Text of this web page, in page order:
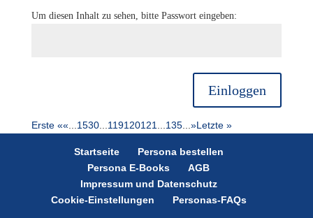
Um diesen Inhalt zu sehen, bitte Passwort eingeben:
Einloggen
Erste «« 1530... 119120121 135... »Letzte »
Startseite
Persona bestellen
Persona E-Books
AGB
Impressum und Datenschutz
Cookie-Einstellungen
Personas-FAQs